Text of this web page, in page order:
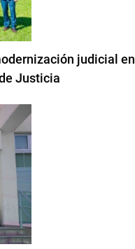
judicial en
Justicia